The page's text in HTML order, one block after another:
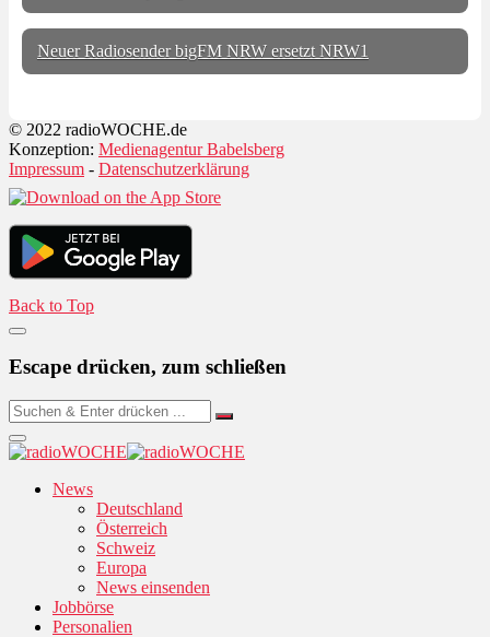
Neuer Radiosender bigFM NRW ersetzt NRW1
© 2022 radioWOCHE.de
Konzeption: Medienagentur Babelsberg
Impressum - Datenschutzerklärung
Back to Top
Escape drücken, zum schließen
News
Deutschland
Österreich
Schweiz
Europa
News einsenden
Jobbörse
Personalien